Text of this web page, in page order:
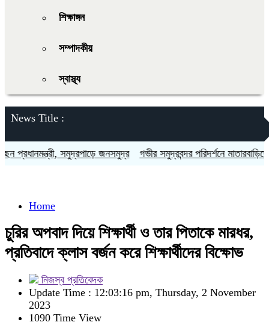
শিক্ষাঙ্গন
সম্পাদকীয়
স্বাস্থ্য
News Title :
সমুদ্রপাড়ে জনসমুদ্র গভীর সমুদ্রবন্দর পরিদর্শনে মাতারবাড়িতে
Home
চুরির অপবাদ দিয়ে শিক্ষার্থী ও তার পিতাকে মারধর,
প্রতিবাদে ক্লাস বর্জন করে শিক্ষার্থীদের বিক্ষোভ
নিজস্ব প্রতিবেদক
Update Time : 12:03:16 pm, Thursday, 2 November
2023
1090 Time View